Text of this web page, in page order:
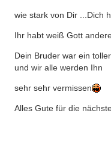
wie stark von Dir ...Dich
Ihr habt weiß Gott
Dein Bruder war ein
und wir alle werden Ihn
sehr sehr vermissen
Alles Gute für die